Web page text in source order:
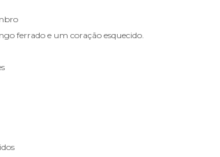
ferrado e um coração esquecido.